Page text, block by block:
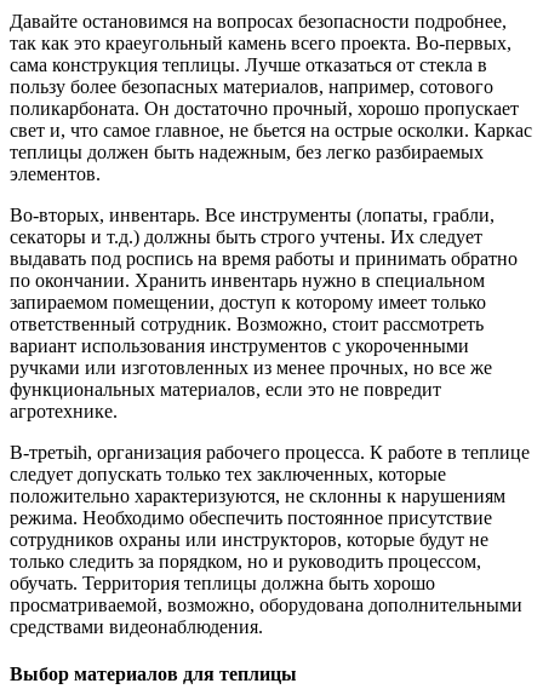
Давайте остановимся на вопросах безопасности подробнее,
так как это краеугольный камень всего проекта. Во-первых,
сама конструкция теплицы. Лучше отказаться от стекла в
пользу более безопасных материалов, например, сотового
поликарбоната. Он достаточно прочный, хорошо пропускает
свет и, что самое главное, не бьется на острые осколки. Каркас
теплицы должен быть надежным, без легко разбираемых
элементов.
Во-вторых, инвентарь. Все инструменты (лопаты, грабли,
секаторы и т.д.) должны быть строго учтены. Их следует
выдавать под роспись на время работы и принимать обратно
по окончании. Хранить инвентарь нужно в специальном
запираемом помещении, доступ к которому имеет только
ответственный сотрудник. Возможно, стоит рассмотреть
вариант использования инструментов с укороченными
ручками или изготовленных из менее прочных, но все же
функциональных материалов, если это не повредит
агротехнике.
В-третьih, организация рабочего процесса. К работе в теплице
следует допускать только тех заключенных, которые
положительно характеризуются, не склонны к нарушениям
режима. Необходимо обеспечить постоянное присутствие
сотрудников охраны или инструкторов, которые будут не
только следить за порядком, но и руководить процессом,
обучать. Территория теплицы должна быть хорошо
просматриваемой, возможно, оборудована дополнительными
средствами видеонаблюдения.
Выбор материалов для теплицы